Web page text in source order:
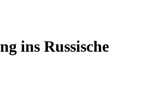
ins Russische